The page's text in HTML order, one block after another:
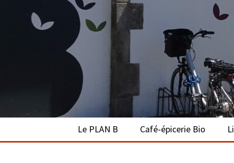
Le PLAN B
Le PLAN B
Café-épicerie Bio